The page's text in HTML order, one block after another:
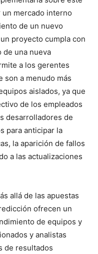
un mercado interno
de un nuevo
proyecto cumpla con
una nueva
a los gerentes
a menudo más
aislados, ya que
de los empleados
desarrolladores de
para anticipar la
la aparición de fallos
a las actualizaciones
allá de las apuestas
ofrecen un
de equipos y
y analistas
de resultados